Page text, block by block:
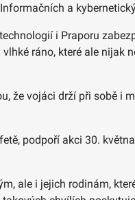
a
i Praporu
ráno, které ale nijak
že vojáci drží při sobě i
podpoří akci 30.
ale i jejich rodinám,